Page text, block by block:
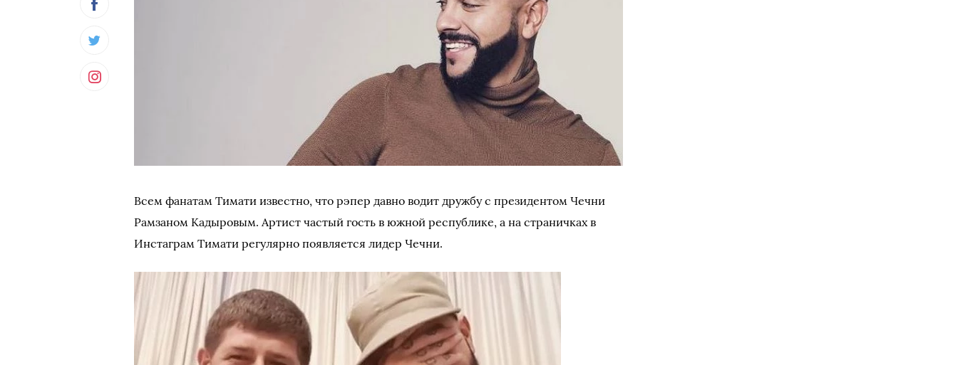
Всем фанатам Тимати известно, что рэпер давно водит дружбу с президентом Чечни
Рамзаном Кадыровым. Артист частый гость в южной республике, а на страничках в
Инстаграм Тимати регулярно появляется лидер Чечни.